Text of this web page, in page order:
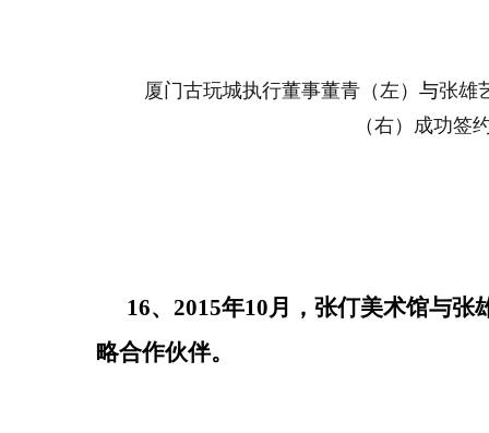
厦门古玩城执行董事董青（左） 与张雄
（右）成功签
16、2015年10月，张仃美术馆与张
略合作伙伴。